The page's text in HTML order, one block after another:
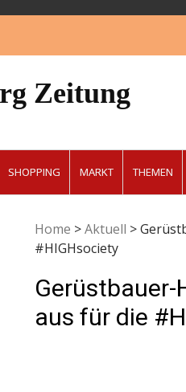
Zeitung
SHOPPING MARKT THEMEN
Home >Aktuell >
#HIGHsociety
Gerüstbauer-
aus für die